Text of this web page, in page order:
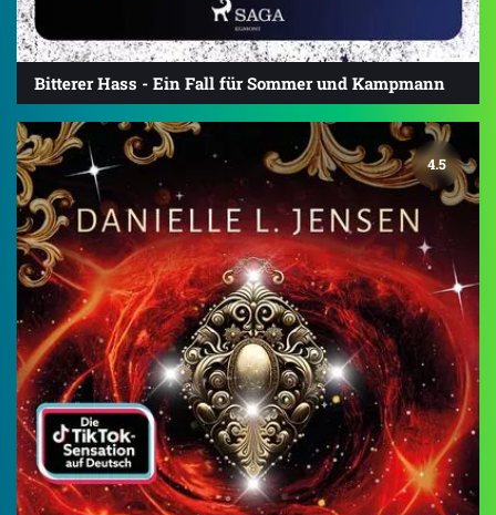
Bitterer Hass - Ein Fall für Sommer und Kampmann
4.5